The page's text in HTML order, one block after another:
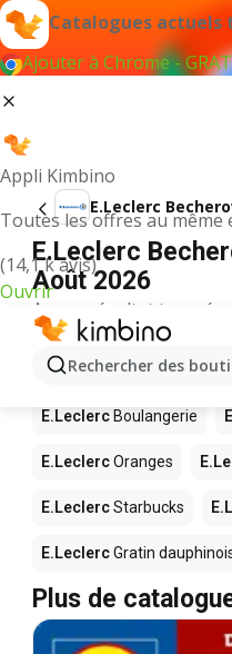
Catalogues actuels
Ajouter à Chrome -
Appli Kimbino
Toutes les offres au même
(14,1 k avis)
Ouvrir
Rechercher des
E.Leclerc
E.Leclerc
Août 2026
Aucun résultat trouvé
D’autres
E.Leclerc
E.Leclerc Boulangerie
E.LeclercOranges
E.LeclercStarbucks
E.LeclercGratin
Plus de